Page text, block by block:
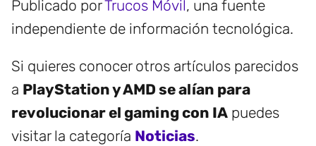
Publicado porTrucos Móvil, una fuente
independiente de información tecnológica.
Si quieres conocer otros artículos parecidos
a PlayStation y AMD se alían para
revolucionar el gaming con IA puedes
visitar la categoría Noticias.